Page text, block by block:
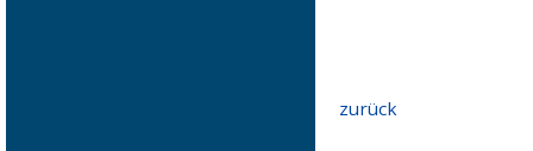
zurück